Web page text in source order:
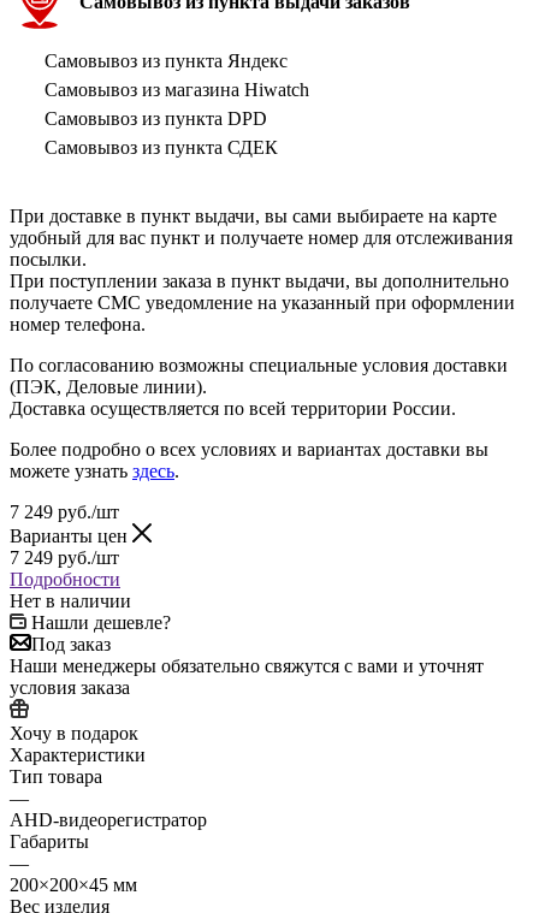
Самовывоз из пункта Яндекс
Самовывоз из магазина Hiwatch
Самовывоз из пункта DPD
Самовывоз из пункта СДЕК
При доставке в пункт выдачи, вы сами выбираете на карте
удобный для вас пункт и получаете номер для отслеживания
посылки.
При поступлении заказа в пункт выдачи, вы дополнительно
получаете СМС уведомление на указанный при оформлении
номер телефона.
По согласованию возможны специальные условия доставки
(ПЭК, Деловые линии).
Доставка осуществляется по всей территории России.
Более подробно о всех условиях и вариантах доставки вы
можете узнать здесь.
7 249 руб./шт
Варианты цен
7 249 руб./шт
Подробности
Нет в наличии
Нашли дешевле?
Под заказ
Наши менеджеры обязательно свяжутся с вами и уточнят
условия заказа
Хочу в подарок
Характеристики
Тип товара
—
AHD-видеорегистратор
Габариты
—
200×200×45 мм
Вес изделия